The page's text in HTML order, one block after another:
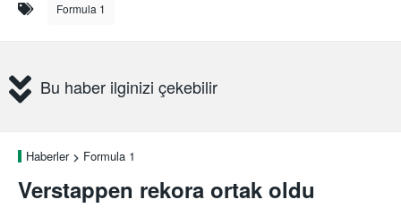
Formula 1
Bu haber ilginizi çekebilir
Haberler Formula 1
Verstappen rekora ortak oldu